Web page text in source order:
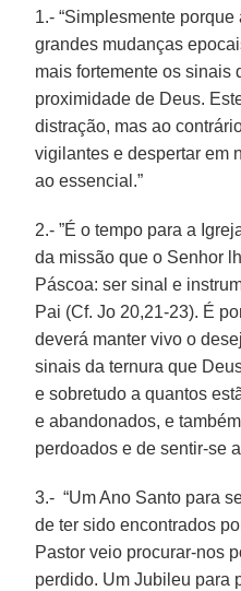
1.- “Simplesmente
grandes mudanças
mais fortemente os sinais
proximidade de Deus.
distração, mas ao
vigilantes e despertar em
ao essencial.”
2.- ”É o tempo para a
da missão que o Senhor
Páscoa: ser sinal e
Pai (Cf. Jo 20,21-23). É
deverá manter vivo o
sinais da ternura que
e sobretudo a quantos
e abandonados, e
perdoados e de sentir-se
3.- “Um Ano Santo para
de ter sido encontrados
Pastor veio procurar-nos
perdido. Um Jubileu para